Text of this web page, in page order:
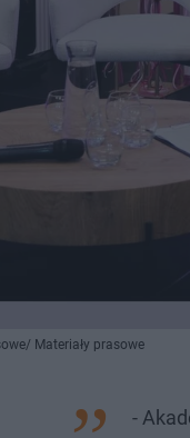
Materiały prasowe
-